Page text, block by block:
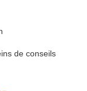
de conseils